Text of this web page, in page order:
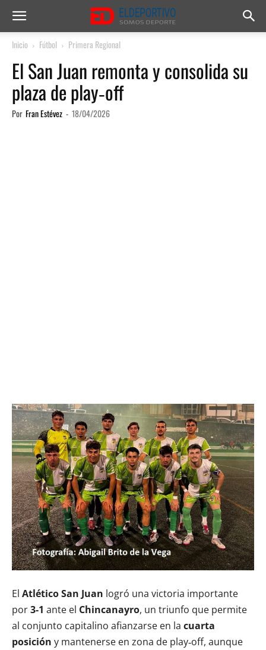
Inicio Fútbol Primera Regional
El San Juan remonta y consolida su
plaza de play‑off
Por Fran Estévez - 18/04/2026
El Atlético San Juan logró una victoria importante
por3-1 ante el Chincanayro, un triunfo que permite
al conjunto capitalino afianzarse en la cuarta
posición y mantenerse en zona de play‑off, aunque